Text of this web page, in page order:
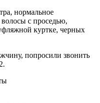
нормальное
с проседью,
куртке, черных
попросили звонить